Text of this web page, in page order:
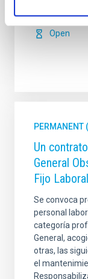
Open
PERMANENT
Un
General
Fijo
Se convoca
personal
categoría
General,
otras, las
el